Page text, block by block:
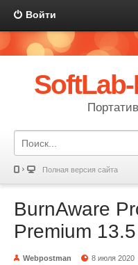
Войти
Полная версия сайта
BurnAware
Premium
Webpostman 8 июля 2020